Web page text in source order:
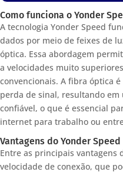
Como funciona o Yonder
A tecnologia Yonder Speed
dados por meio de feixes de
óptica. Essa abordagem
a velocidades muito
convencionais. A fibra óptica
perda de sinal, resultando em
confiável, o que é essencial
internet para trabalho ou
Vantagens do Yonder Speed
Entre as principais vantagens
velocidade de conexão, que